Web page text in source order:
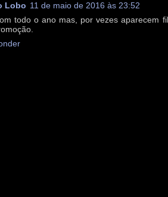
Lobo 11 de maio de 2016 às 23:52
todo o ano mas, por vezes aparecem